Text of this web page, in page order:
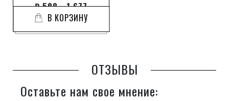
₽598 - 1 677
В КОРЗИНУ
ОТЗЫВЫ
Оставьте нам свое мнение: